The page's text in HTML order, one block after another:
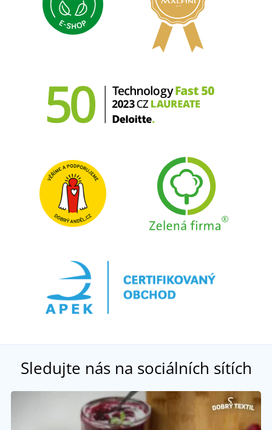
Sledujte nás na sociálních sítích